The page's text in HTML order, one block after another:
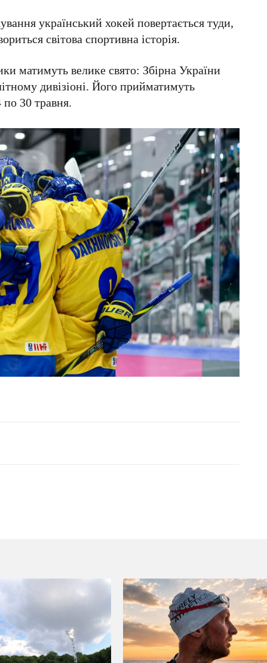
український хокей повертається туди,
світова спортивна історія.
матимуть велике свято: Збірна України
дивізіоні. Його прийматимуть
по 30 травня.